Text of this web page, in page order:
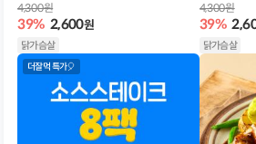
39% 2,600원
4,300원
닭가슴살
39%
4,300원
닭가슴살
더잘먹 특가🎈